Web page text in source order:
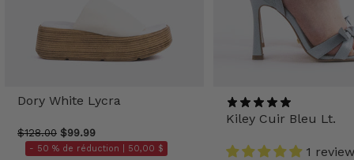
Dory White Lycra
$128.00 $99.99
- 50 % de réduction | 50,00 $
Kiley Cuir Bleu Lt.
1 review